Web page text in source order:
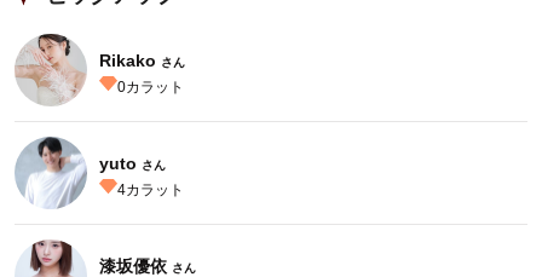
Rikako さん
0カラット
yuto さん
4カラット
漆坂優依 さん